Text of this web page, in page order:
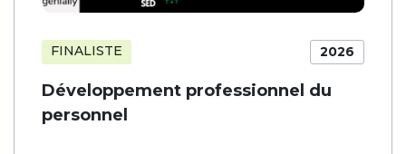
2026
FINALISTE
Développement professionnel du
personnel